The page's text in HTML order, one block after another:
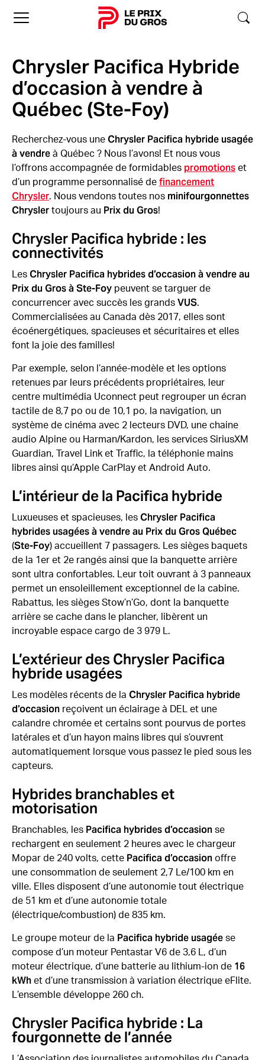
Accueil
Chrysler Pacifica Hybride
d’occasion à vendre à
Québec (Ste-Foy)
Recherchez-vous une Chrysler Pacifica hybride usagée
à vendre à Québec ? Nous l’avons! Et nous vous
l’offrons accompagnée de formidables promotions et
d’un programme personnalisé de financement
Chrysler. Nous vendons toutes nos minifourgonnettes
Chrysler toujours au Prix du Gros!
Chrysler Pacifica hybride : les
connectivités
Les Chrysler Pacifica hybrides d’occasion à vendre au
Prix du Gros à Ste-Foy peuvent se targuer de
concurrencer avec succès les grands VUS.
Commercialisées au Canada dès 2017, elles sont
écoénergétiques, spacieuses et sécuritaires et elles
font la joie des familles!
Par exemple, selon l’année-modèle et les options
retenues par leurs précédents propriétaires, leur
centre multimédia Uconnect peut regrouper un écran
tactile de 8,7 po ou de 10,1 po, la navigation, un
système de cinéma avec 2 lecteurs DVD, une chaine
audio Alpine ou Harman/Kardon, les services SiriusXM
Guardian, Travel Link et Traffic, la téléphonie mains
libres ainsi qu’Apple CarPlay et Android Auto.
L’intérieur de la Pacifica hybride
Luxueuses et spacieuses, les Chrysler Pacifica
hybrides usagées à vendre au Prix du Gros Québec
(Ste-Foy) accueillent 7 passagers. Les sièges baquets
de la 1er et 2e rangés ainsi que la banquette arrière
sont ultra confortables. Leur toit ouvrant à 3 panneaux
permet un ensoleillement exceptionnel de la cabine.
Rabattus, les sièges Stow’n’Go, dont la banquette
arrière se cache dans le plancher, libèrent un
incroyable espace cargo de 3 979 L.
L’extérieur des Chrysler Pacifica
hybride usagées
Les modèles récents de la Chrysler Pacifica hybride
d’occasion reçoivent un éclairage à DEL et une
calandre chromée et certains sont pourvus de portes
latérales et d’un hayon mains libres qui s’ouvrent
automatiquement lorsque vous passez le pied sous les
capteurs.
Hybrides branchables et
motorisation
Branchables, les Pacifica hybrides d’occasion se
rechargent en seulement 2 heures avec le chargeur
Mopar de 240 volts, cette Pacifica d’occasion offre
une consommation de seulement 2,7 Le/100 km en
ville. Elles disposent d’une autonomie tout électrique
de 51 km et d’une autonomie totale
(électrique/combustion) de 835 km.
Le groupe moteur de la Pacifica hybride usagée se
compose d’un moteur Pentastar V6 de 3,6 L, d’un
moteur électrique, d’une batterie au lithium-ion de 16
kWh et d’une transmission à variation électrique eFlite.
L’ensemble développe 260 ch.
Chrysler Pacifica hybride : La
fourgonnette de l’année